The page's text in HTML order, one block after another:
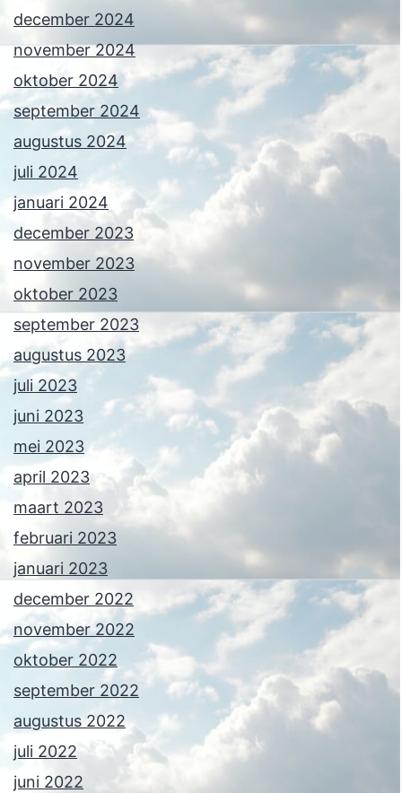
december 2024
november 2024
oktober 2024
september 2024
augustus 2024
juli 2024
januari 2024
december 2023
november 2023
oktober 2023
september 2023
augustus 2023
juli 2023
juni 2023
mei 2023
april 2023
maart 2023
februari 2023
januari 2023
december 2022
november 2022
oktober 2022
september 2022
augustus 2022
juli 2022
juni 2022